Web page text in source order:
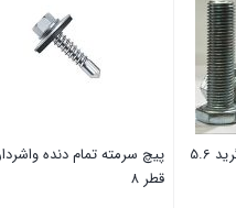
پیچ شش گوش آهنی گرید 5.6
پیچ سرمته تمام دنده
قطر ۸